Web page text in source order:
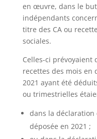
en œuvre, dans le
indépendants
titre des CA ou
sociales.
Celles-ci prévoyaient
recettes des mois en
2021 ayant été
ou trimestrielles
dans la déclaration
déposée en 2021 ;